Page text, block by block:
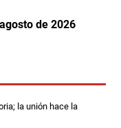
de 2026
la unión hace la